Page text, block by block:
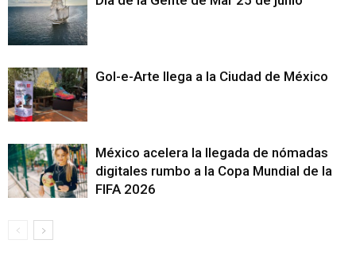
Gol-e-Arte llega a la Ciudad de México
México acelera la llegada de nómadas
digitales rumbo a la Copa Mundial de la
FIFA 2026